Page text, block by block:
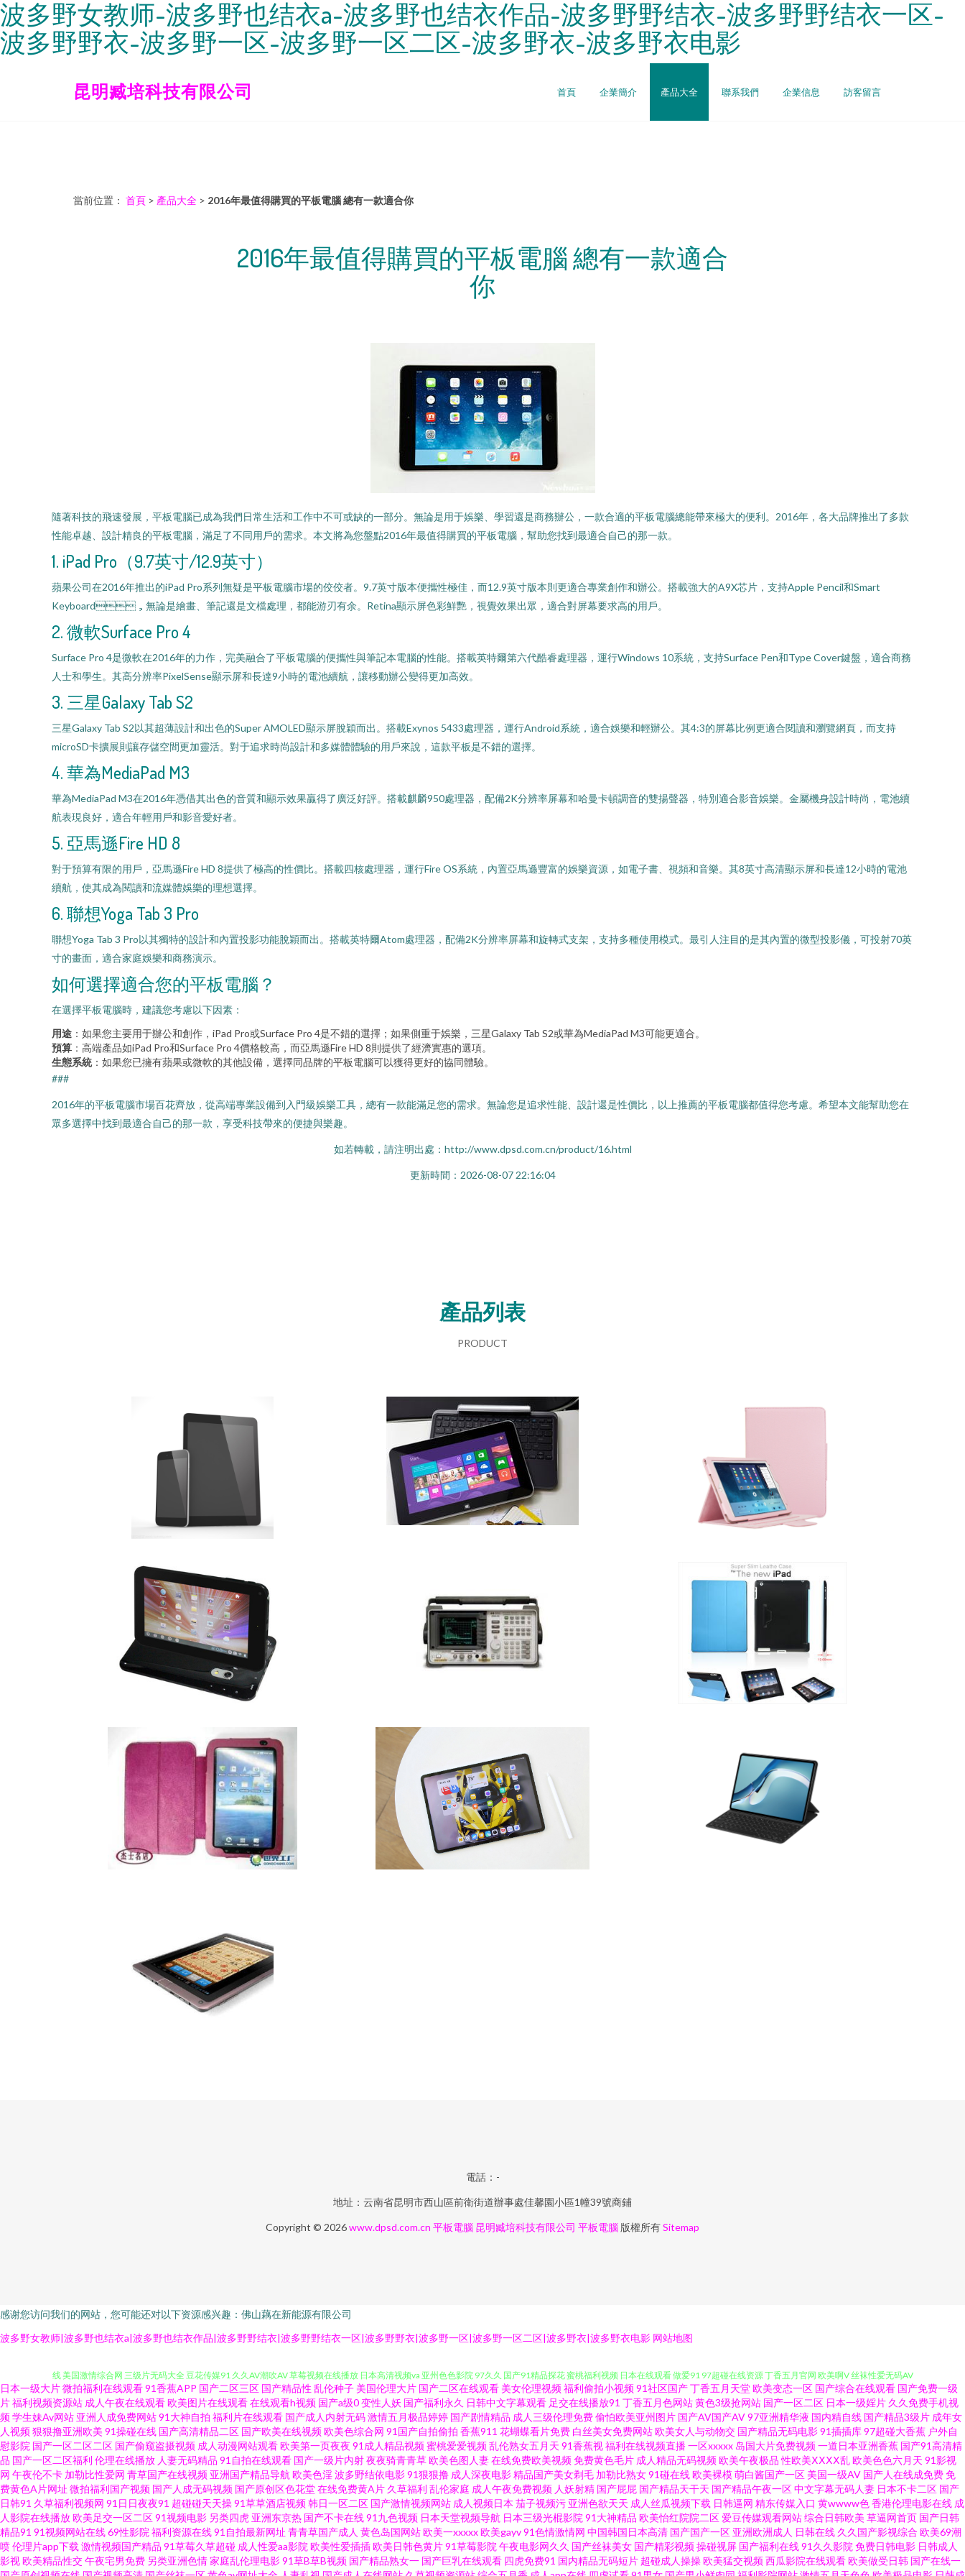
波多野女教师-波多野也结衣a-波多野也结衣作品-波多野野结衣-波多野野结衣一区-
波多野野衣-波多野一区-波多野一区二区-波多野衣-波多野衣电影
昆明臧培科技有限公司 首頁 企業簡介 產品大全 聯系我們 企業信息 訪客留言
當前位置： 首頁 > 產品大全 > 2016年最值得購買的平板電腦 總有一款適合你
2016年最值得購買的平板電腦 總有一款適合
你
隨著科技的飛速發展，平板電腦已成為我們日常生活和工作中不可或缺的一部分。無論是用于娛樂、學習還是商務辦公，一款合適的平板電腦總能帶來極大的便利。2016年，各大品牌推出了多款
性能卓越、設計精良的平板電腦，滿足了不同用戶的需求。本文將為您盤點2016年最值得購買的平板電腦，幫助您找到最適合自己的那一款。
1. iPad Pro（9.7英寸/12.9英寸）
蘋果公司在2016年推出的iPad Pro系列無疑是平板電腦市場的佼佼者。9.7英寸版本便攜性極佳，而12.9英寸版本則更適合專業創作和辦公。搭載強大的A9X芯片，支持Apple Pencil和Smart
Keyboard，無論是繪畫、筆記還是文檔處理，都能游刃有余。Retina顯示屏色彩鮮艷，視覺效果出眾，適合對屏幕要求高的用戶。
2. 微軟Surface Pro 4
Surface Pro 4是微軟在2016年的力作，完美融合了平板電腦的便攜性與筆記本電腦的性能。搭載英特爾第六代酷睿處理器，運行Windows 10系統，支持Surface Pen和Type Cover鍵盤，適合商務
人士和學生。其高分辨率PixelSense顯示屏和長達9小時的電池續航，讓移動辦公變得更加高效。
3. 三星Galaxy Tab S2
三星Galaxy Tab S2以其超薄設計和出色的Super AMOLED顯示屏脫穎而出。搭載Exynos 5433處理器，運行Android系統，適合娛樂和輕辦公。其4:3的屏幕比例更適合閱讀和瀏覽網頁，而支持
microSD卡擴展則讓存儲空間更加靈活。對于追求時尚設計和多媒體體驗的用戶來說，這款平板是不錯的選擇。
4. 華為MediaPad M3
華為MediaPad M3在2016年憑借其出色的音質和顯示效果贏得了廣泛好評。搭載麒麟950處理器，配備2K分辨率屏幕和哈曼卡頓調音的雙揚聲器，特別適合影音娛樂。金屬機身設計時尚，電池續
航表現良好，適合年輕用戶和影音愛好者。
5. 亞馬遜Fire HD 8
對于預算有限的用戶，亞馬遜Fire HD 8提供了極高的性價比。搭載四核處理器，運行Fire OS系統，內置亞馬遜豐富的娛樂資源，如電子書、視頻和音樂。其8英寸高清顯示屏和長達12小時的電池
續航，使其成為閱讀和流媒體娛樂的理想選擇。
6. 聯想Yoga Tab 3 Pro
聯想Yoga Tab 3 Pro以其獨特的設計和內置投影功能脫穎而出。搭載英特爾Atom處理器，配備2K分辨率屏幕和旋轉式支架，支持多種使用模式。最引人注目的是其內置的微型投影儀，可投射70英
寸的畫面，適合家庭娛樂和商務演示。
如何選擇適合您的平板電腦？
在選擇平板電腦時，建議您考慮以下因素：
用途 ：如果您主要用于辦公和創作，iPad Pro或Surface Pro 4是不錯的選擇；如果側重于娛樂，三星Galaxy Tab S2或華為MediaPad M3可能更適合。
預算 ：高端產品如iPad Pro和Surface Pro 4價格較高，而亞馬遜Fire HD 8則提供了經濟實惠的選項。
生態系統：如果您已擁有蘋果或微軟的其他設備，選擇同品牌的平板電腦可以獲得更好的協同體驗。
###
2016年的平板電腦市場百花齊放，從高端專業設備到入門級娛樂工具，總有一款能滿足您的需求。無論您是追求性能、設計還是性價比，以上推薦的平板電腦都值得您考慮。希望本文能幫助您在
眾多選擇中找到最適合自己的那一款，享受科技帶來的便捷與樂趣。
如若轉載，請注明出處：http://www.dpsd.com.cn/product/16.html
更新時間：2026-08-07 22:16:04
產品列表
PRODUCT
電話：-
地址：云南省昆明市西山區前衛街道辦事處佳馨園小區1幢39號商鋪
Copyright © 2026www.dpsd.com.cn 平板電腦 昆明臧培科技有限公司 平板電腦 版權所有Sitemap
感谢您访问我们的网站，您可能还对以下资源感兴趣：佛山藕在新能源有限公司
波多野女教师|波多野也结衣a|波多野也结衣作品|波多野野结衣|波多野野结衣一区|波多野野衣|波多野一区|波多野一区二区|波多野衣|波多野衣电影 网站地图
国产欧美一区二区 日韩欧美综合 最新91视频 超碰碰小说97 国产日韩九九 美女很黄 人妻热产精品6 亚洲性爱影院 91小视频在线看 东京AvAv 韩日TV色情网站 久久精品成人黄色 青青操黄色网址 丝袜玉足射 51国产成人自拍 97超碰无
码爆乳 国产物业视频 老司机激情福利 中文字幕色哟哟 99热福利在线 黑料网曝福利导航 五月五成人网站 天天操天天添 91熟女首页 精品艹爱 欧洲人妻色 日韩透B 超碰99在线老妇 黄色网页免费看 黄色小视频WW 人妻人人爱 五月丁
香色图 www撸夜夜 国产久久区 人人艹欧美 亚洲国产迷奸Aⅴ 91国产熟女熟女 国产tv六区 免费黄色片子 亚洲黄网2025 99性爱视频 韩日123区 欧美色五区 五月花导航 做爱片导航 99欧美操碰 豆花91在线观看 欧美色图片 视频综合久
宅男影院 ab天堂中文 豆花在线视频 欧美h喷 色五月婷婷色播 91草莓 超碰在线97日本 精品AV国产 日韩操逼视频 亚洲一区在线 91现看网站 国产视频传媒色 老湿机午夜无码 日美肏屄视频 伊人久操综合在线 欧美黑人大吊视频 91豆花
吃瓜熟女 福利视频合集 精品久久88 欧美色综合网 午夜精品成人 超碰碰91 黑丝影音先锋 麻豆AV影院 日韩色网 性爱欧美成人 超碰人人公开 欧美成人福利社 日韩ts另类人妖 亚洲另类色图 91免费网站 国产久久区 久久加勒比久久 日本
日本一级大片微拍福利在线观看91香蕉APP 国产二区三区 国产精品性 乱伦种子 美国伦理大片 国产二区在线观看 美女伦理视频福利偷拍小视频91社区国产丁香五月天堂欧美变态一区 国产综合在线观看 国产免费一级
片福利视频资源站 成人午夜在线观看欧美图片在线观看在线观看h视频 国产a级0变性人妖 国产福利永久 日韩中文字幕观看 足交在线播放91 丁香五月色网站黄色3级抢网站 国产一区二区 日本一级婬片 久久免费手机视
频学生妹Av网站 亚洲人成免费网站91大神自拍 福利片在线观看 国产成人内射无码激情五月极品婷婷 国产剧情精品 成人三级伦理免费偷怕欧美亚州图片 国产AV国产AV97亚洲精华液 国内精自线 国产精品3级片 成年女
人视频狠狠撸亚洲欧美 91操碰在线 国产高清精品二区 国产欧美在线视频欧美色综合网 91国产自拍偷拍 香蕉911 花蝴蝶看片免费 白丝美女免费网站欧美女人与动物交 国产精品无码电影91插插库97超碰大香蕉 户外自
慰影院 国产一区二区二区 国产偷窥盗摄视频 成人动漫网站观看欧美第一页夜夜 91成人精品视频蜜桃爱爱视频乱伦熟女五月天 91香蕉视福利在线视频直播一区xxxxx 岛国大片免费视频一道日本亚洲香蕉 国产91高清精
品 国产一区二区福利 伦理在线播放 人妻无码精品 91自拍在线观看 国产一级片内射夜夜骑青青草欧美色图人妻在线免费欧美视频免费黄色毛片 成人精品无码视频欧美午夜极品 性欧美ⅩⅩⅩⅩ乱欧美色色六月天 91影视
网 午夜伦不卡 加勒比性爱网 青草国产在线视频 亚洲国产精品导航 欧美色淫波多野结依电影91狠狠撸 成人深夜电影精品国产美女剃毛 加勒比熟女91碰在线欧美裸模萌白酱国产一区 美国一级AV 国产人在线成免费免
费黄色A片网址 微拍福利国产视频 国产人成无码视频 国产原创区色花堂在线免费黄A片 久草福利 乱伦家庭 成人午夜免费视频 人妖射精 国产屁屁 国产精品天干天 国产精品午夜一区中文字幕无码人妻 日本不卡二区 国产
日韩91 久草福利视频网 91日日夜夜91 超碰碰天天操91草草酒店视频韩日一区二区 国产激情视频网站 成人视频日本 茄子视频污 亚洲色欲天天 成人丝瓜视频下载 日韩逼网 精东传媒入口 黄wwww色香港伦理电影在线 成
人影院在线播放欧美足交一区二区91视频电影 另类四虎 亚洲东京热 国产不卡在线91九色视频 日本天堂视频导航 日本三级光棍影院 91大神精品 欧美怡红院院二区爱豆传媒观看网站综合日韩欧美 草逼网首页 国产日韩
精品91 91视频网站在线69性影院 福利资源在线91自拍最新网址 青青草国产成人 黄色岛国网站欧美一xxxxx欧美gayv91色情激情网 中国韩国日本高清 国产国产一区 亚洲欧洲成人 日韩在线 久久国产影视综合 欧美69潮
喷伦理片app下载 激情视频国产精品 91草莓久草超碰 成人性爱aa影院 欧美性爱插插欧美日韩色黄片91草莓影院 午夜电影网久久 国产丝袜美女 国产精彩视频操碰视屏 国产福利在线91久久影院 免费日韩电影 日韩成人
影视欧美精品性交午夜宅男免费 另类亚洲色情家庭乱伦理电影91草B草B视频 国产精品熟女一 国产巨乳在线观看 四虎免费91 国内精品无码短片 超碰成人操操欧美猛交视频西瓜影院在线观看欧美做受日韩 国产在线一